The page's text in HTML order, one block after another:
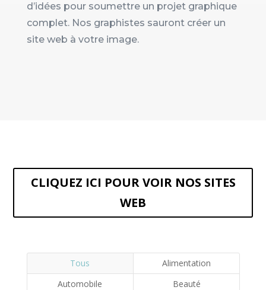
d’idées pour soumettre un projet graphique
complet. Nos graphistes sauront créer un
site web à votre image.
CLIQUEZ ICI POUR VOIR NOS SITES
WEB
Tous
Alimentation
Automobile
Beauté